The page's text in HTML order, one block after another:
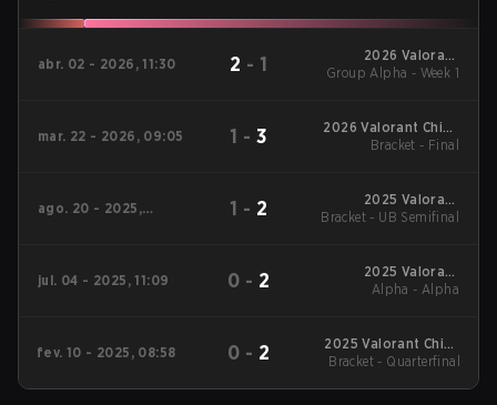
abr. 02 - 2026, 11:30 2 - 1
2026 Valorant
Champions Tour:
Group Alpha - Week 1
mar. 22 - 2026, 09:05 1 - 3
2026 Valorant China
Evolution Series Act 1
Bracket - Final
ago. 20 - 2025,
1 - 2
2025 Valorant
Champions Tour:
Bracket - UB Semifinal
jul. 04 - 2025, 11:09 0 - 2
2025 Valorant
Champions Tour:
Alpha - Alpha
fev. 10 - 2025, 08:58 0 - 2
2025 Valorant China
Evolution Series Act-1
Bracket - Quarterfinal